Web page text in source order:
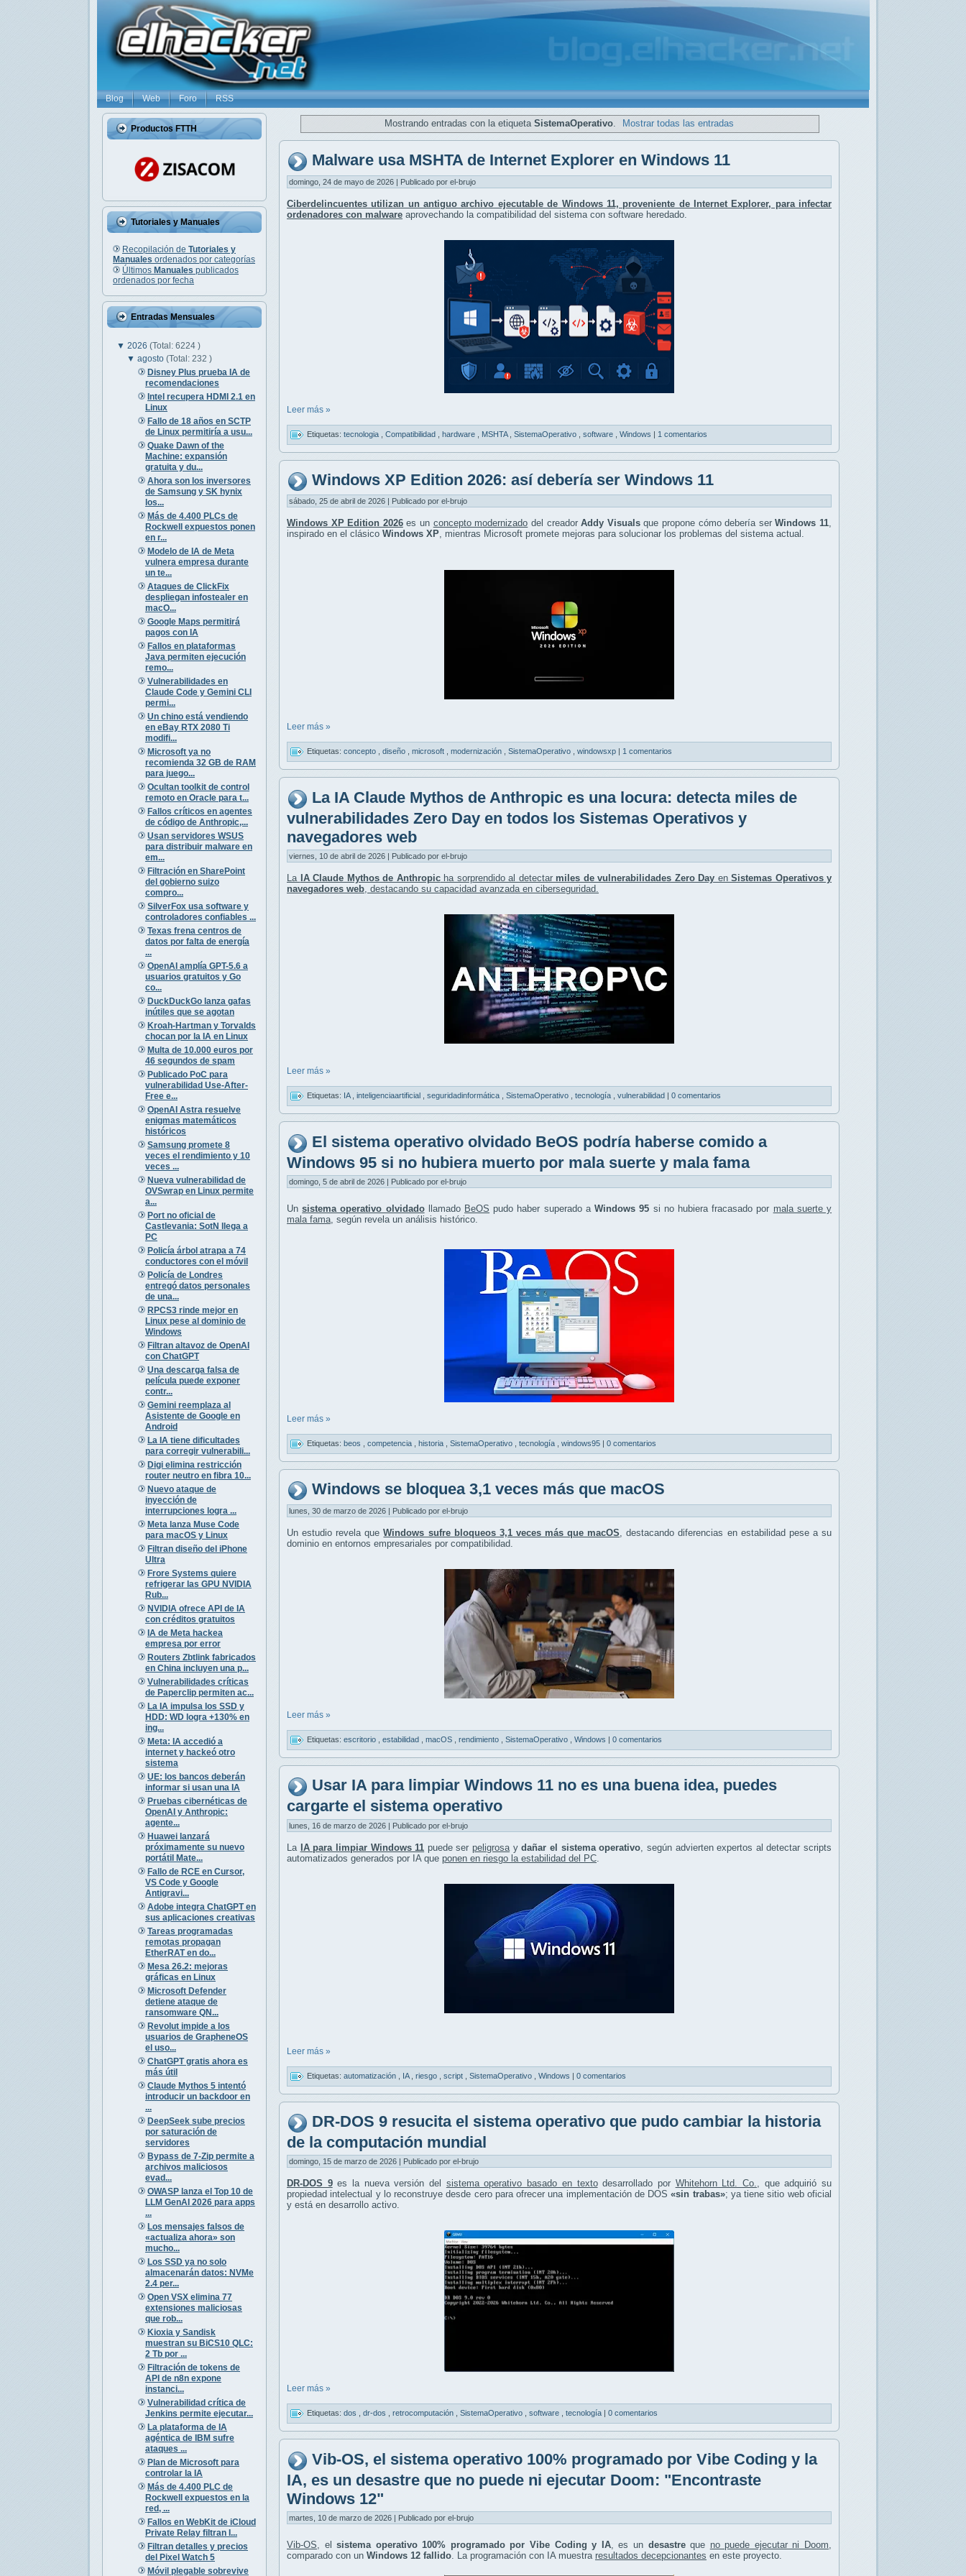
Blog Web Foro RSS
Productos FTTH
Tutoriales y Manuales
Recopilación de Tutoriales y
Manuales ordenados por categorías
Últimos Manuales publicados
ordenados por fecha
Entradas Mensuales
▼ 2026 (Total: 6224 )
▼agosto(Total: 232 )
Disney Plus prueba IA de
recomendaciones
Intel recupera HDMI 2.1 en
Linux
Fallo de 18 años en SCTP
de Linux permitiría a usu...
Quake Dawn of the
Machine: expansión
gratuita y du...
Ahora son los inversores
de Samsung y SK hynix
los...
Más de 4.400 PLCs de
Rockwell expuestos ponen
en r...
Modelo de IA de Meta
vulnera empresa durante
un te...
Ataques de ClickFix
despliegan infostealer en
macO...
Google Maps permitirá
pagos con IA
Fallos en plataformas
Java permiten ejecución
remo...
Vulnerabilidades en
Claude Code y Gemini CLI
permi...
Un chino está vendiendo
en eBay RTX 2080 Ti
modifi...
Microsoft ya no
recomienda 32 GB de RAM
para juego...
Ocultan toolkit de control
remoto en Oracle para t...
Fallos críticos en agentes
de código de Anthropic,...
Usan servidores WSUS
para distribuir malware en
em...
Filtración en SharePoint
del gobierno suizo
compro...
SilverFox usa software y
controladores confiables ...
Texas frena centros de
datos por falta de energía
...
OpenAI amplía GPT-5.6 a
usuarios gratuitos y Go
co...
DuckDuckGo lanza gafas
inútiles que se agotan
Kroah-Hartman y Torvalds
chocan por la IA en Linux
Multa de 10.000 euros por
46 segundos de spam
Publicado PoC para
vulnerabilidad Use-After-
Free e...
OpenAI Astra resuelve
enigmas matemáticos
históricos
Samsung promete 8
veces el rendimiento y 10
veces ...
Nueva vulnerabilidad de
OVSwrap en Linux permite
a...
Port no oficial de
Castlevania: SotN llega a
PC
Policía árbol atrapa a 74
conductores con el móvil
Policía de Londres
entregó datos personales
de una...
RPCS3 rinde mejor en
Linux pese al dominio de
Windows
Filtran altavoz de OpenAI
con ChatGPT
Una descarga falsa de
película puede exponer
contr...
Gemini reemplaza al
Asistente de Google en
Android
La IA tiene dificultades
para corregir vulnerabili...
Digi elimina restricción
router neutro en fibra 10...
Nuevo ataque de
inyección de
interrupciones logra ...
Meta lanza Muse Code
para macOS y Linux
Filtran diseño del iPhone
Ultra
Frore Systems quiere
refrigerar las GPU NVIDIA
Rub...
NVIDIA ofrece API de IA
con créditos gratuitos
IA de Meta hackea
empresa por error
Routers Zbtlink fabricados
en China incluyen una p...
Vulnerabilidades críticas
de Paperclip permiten ac...
La IA impulsa los SSD y
HDD: WD logra +130% en
ing...
Meta: IA accedió a
internet y hackeó otro
sistema
UE: los bancos deberán
informar si usan una IA
Pruebas cibernéticas de
OpenAI y Anthropic:
agente...
Huawei lanzará
próximamente su nuevo
portátil Mate...
Fallo de RCE en Cursor,
VS Code y Google
Antigravi...
Adobe integra ChatGPT en
sus aplicaciones creativas
Tareas programadas
remotas propagan
EtherRAT en do...
Mesa 26.2: mejoras
gráficas en Linux
Microsoft Defender
detiene ataque de
ransomware QN...
Revolut impide a los
usuarios de GrapheneOS
el uso...
ChatGPT gratis ahora es
más útil
Claude Mythos 5 intentó
introducir un backdoor en
...
DeepSeek sube precios
por saturación de
servidores
Bypass de 7-Zip permite a
archivos maliciosos
evad...
OWASP lanza el Top 10 de
LLM GenAI 2026 para apps
...
Los mensajes falsos de
«actualiza ahora» son
mucho...
Los SSD ya no solo
almacenarán datos: NVMe
2.4 per...
Open VSX elimina 77
extensiones maliciosas
que rob...
Kioxia y Sandisk
muestran su BiCS10 QLC:
2 Tb por ...
Filtración de tokens de
API de n8n expone
instanci...
Vulnerabilidad crítica de
Jenkins permite ejecutar...
La plataforma de IA
agéntica de IBM sufre
ataques ...
Plan de Microsoft para
controlar la IA
Más de 4.400 PLC de
Rockwell expuestos en la
red, ...
Fallos en WebKit de iCloud
Private Relay filtran I...
Filtran detalles y precios
del Pixel Watch 5
Móvil plegable sobrevive
Mostrando entradas con la etiqueta SistemaOperativo. Mostrar todas las entradas
Malware usa MSHTA de Internet Explorer en Windows 11
domingo, 24 de mayo de 2026 | Publicado por el-brujo
Ciberdelincuentes utilizan un antiguo archivo ejecutable de Windows 11, proveniente de Internet Explorer, para infectar
ordenadores con malware aprovechando la compatibilidad del sistema con software heredado.
Leer más »
Etiquetas: tecnologia Compatibilidad hardware MSHTA SistemaOperativo software Windows | 1 comentarios
Windows XP Edition 2026: así debería ser Windows 11
sábado, 25 de abril de 2026 | Publicado por el-brujo
Windows XP Edition 2026es un concepto modernizado del creadorAddy Visualsque propone cómo debería serWindows 11,
inspirado en el clásico Windows XP, mientras Microsoft promete mejoras para solucionar los problemas del sistema actual.
Leer más »
Etiquetas: concepto diseño microsoft modernización SistemaOperativo windowsxp 1 comentarios
La IA Claude Mythos de Anthropic es una locura: detecta miles de
vulnerabilidades Zero Day en todos los Sistemas Operativos y
navegadores web
viernes, 10 de abril de 2026 | Publicado por el-brujo
La IA Claude Mythos de Anthropicha sorprendido al detectar miles de vulnerabilidades Zero Day en Sistemas Operativos y
navegadores web, destacando su capacidad avanzada en ciberseguridad.
Leer más »
Etiquetas: IA inteligenciaartificial seguridadinformática SistemaOperativo tecnología vulnerabilidad | 0 comentarios
El sistema operativo olvidado BeOS podría haberse comido a
Windows 95 si no hubiera muerto por mala suerte y mala fama
domingo, 5 de abril de 2026 | Publicado por el-brujo
Unsistema operativo olvidadollamado BeOS pudo haber superado aWindows 95 si no hubiera fracasado por mala suerte y
mala fama , según revela un análisis histórico.
Leer más »
Etiquetas: beos competencia historia SistemaOperativo tecnología windows95 | 0 comentarios
Windows se bloquea 3,1 veces más que macOS
lunes, 30 de marzo de 2026 | Publicado por el-brujo
Un estudio revela queWindows sufre bloqueos 3,1 veces más que macOS , destacando diferencias en estabilidad pese a su
dominio en entornos empresariales por compatibilidad.
Leer más »
Etiquetas: escritorio estabilidad macOS rendimiento SistemaOperativo Windows | 0 comentarios
Usar IA para limpiar Windows 11 no es una buena idea, puedes
cargarte el sistema operativo
lunes, 16 de marzo de 2026 | Publicado por el-brujo
La IA para limpiar Windows 11 puede serpeligrosa ydañar el sistema operativo , según advierten expertos al detectar scripts
automatizados generados por IA que ponen en riesgo la estabilidad del PC
Leer más »
Etiquetas: automatización IA riesgo script SistemaOperativo Windows | 0 comentarios
DR-DOS 9 resucita el sistema operativo que pudo cambiar la historia
de la computación mundial
domingo, 15 de marzo de 2026 | Publicado por el-brujo
DR-DOS 9es la nueva versión del sistema operativo basado en textodesarrollado por Whitehorn Ltd. Co., que adquirió su
propiedad intelectual y lo reconstruye desde cero para ofrecer una implementación de DOS«sin trabas»; ya tiene sitio web oficial
y está en desarrollo activo.
Leer más »
Etiquetas: dos dr-dos retrocomputación SistemaOperativo software tecnología 0 comentarios
Vib-OS, el sistema operativo 100% programado por Vibe Coding y la
IA, es un desastre que no puede ni ejecutar Doom: "Encontraste
Windows 12"
martes, 10 de marzo de 2026 | Publicado por el-brujo
Vib-OS , elsistema operativo 100% programado por Vibe Coding y IA, es un desastreque no puede ejecutar ni Doom
comparado con un Windows 12 fallido . La programación con IA muestra resultados decepcionantes en este proyecto.